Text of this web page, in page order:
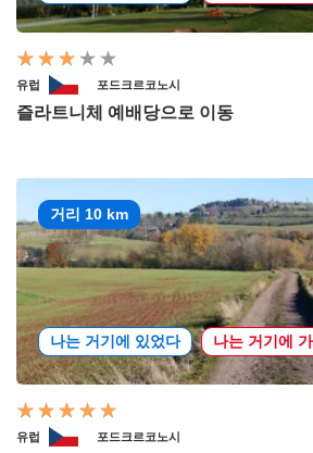
유럽 포드크르코노시
즐라트니체 예배당으로 이동
거리 10 km
나는 거기에 있었다 나는 거기에
유럽 포드크르코노시